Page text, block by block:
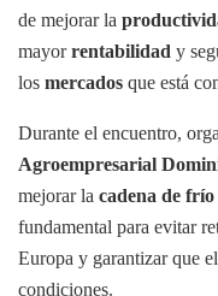
de mejorar la
mayorrentabilidad y
los mercados que está
Durante el encuentro,
Agroempresarial
mejorar la cadena de frío
fundamental para evitar
Europa y garantizar que
condiciones.